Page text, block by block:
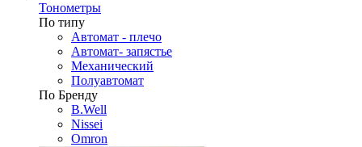
Тонометры
По типу
Автомат - плечо
Автомат- запястье
Механический
Полуавтомат
По Бренду
B.Well
Nissei
Omron